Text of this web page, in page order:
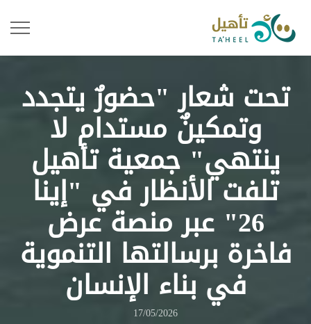
تحت شعار "حضورٌ يتجدد
وتمكينٌ مستدام لا
ينتهي" جمعية تأهيل
تلفت الأنظار في "إينا
26" عبر منصة عرض
فاخرة برسالتها التنموية
في بناء الإنسان
17/05/2026